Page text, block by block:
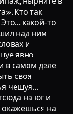
Кто так
какой-то
над ним
и
явно
в самом деле
своя
чешуя...
на юг и
окажешься на